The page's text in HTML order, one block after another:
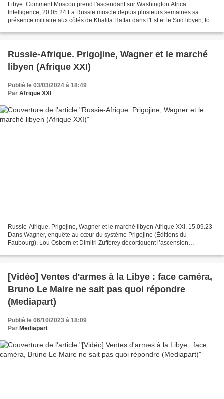
Libye. Comment Moscou prend l'ascendant sur Washington Africa
Intelligence, 20.05.24 La Russie muscle depuis plusieurs semaines sa
présence militaire aux côtés de Khalifa Haftar dans l'Est et le Sud libyen, tout
Russie-Afrique. Prigojine, Wagner et le marché
libyen (Afrique XXI)
Publié le 03/03/2024 à 18:49
Par Afrique XXI
Russie-Afrique. Prigojine, Wagner et le marché libyen Afrique XXI, 15.09.23
Dans Wagner, enquête au cœur du système Prigojine (Éditions du
Faubourg), Lou Osborn et Dimitri Zufferey décortiquent l’ascension
[Vidéo] Ventes d'armes à la Libye : face caméra,
Bruno Le Maire ne sait pas quoi répondre
(Mediapart)
Publié le 06/10/2023 à 18:09
Par Mediapart